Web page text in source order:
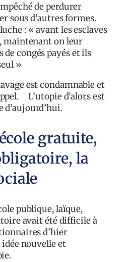
de perdurer
sous d’autres formes.
: « avant les esclaves
maintenant on leur
de congés payés et ils
»
est condamnable et
L’utopie d’alors est
d’aujourd’hui.
gratuite,
la
publique, laïque,
avait été difficile à
d’hier
nouvelle et